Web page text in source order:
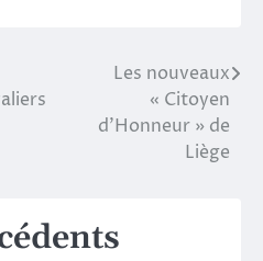
Les nouveaux
« Citoyen
d’Honneur » de
Liège